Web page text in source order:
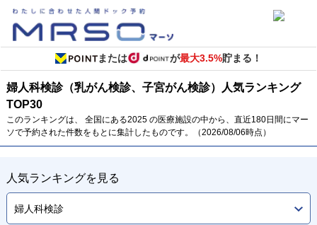
または が最大3.5%貯まる！
婦人科検診（乳がん検診、子宮がん検診）
人気ランキング
TOP30
このランキングは、 全国にある2025 の医療施設の中から、直近180日間にマー
ソで予約された件数をもとに集計したものです。（2026/08/06時点）
人気ランキングを見る